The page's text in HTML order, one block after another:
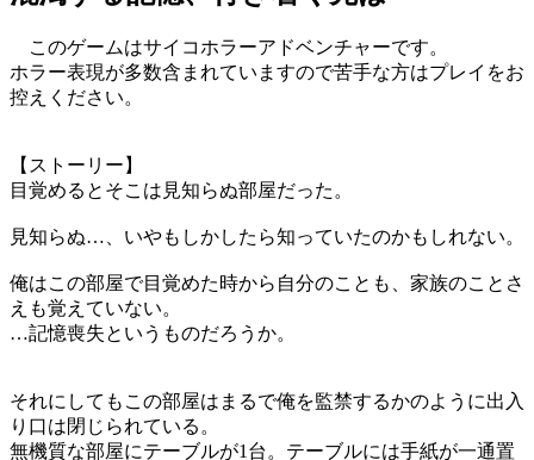
このゲームはサイコホラーアドベンチャーです。
ホラー表現が多数含まれていますので苦手な方はプレイをお
控えください。
【ストーリー】
目覚めるとそこは見知らぬ部屋だった。
見知らぬ…、いやもしかしたら知っていたのかもしれない。
俺はこの部屋で目覚めた時から自分のことも、家族のことさ
えも覚えていない。
…記憶喪失というものだろうか。
それにしてもこの部屋はまるで俺を監禁するかのように出入
り口は閉じられている。
無機質な部屋にテーブルが1台。テーブルには手紙が一通置